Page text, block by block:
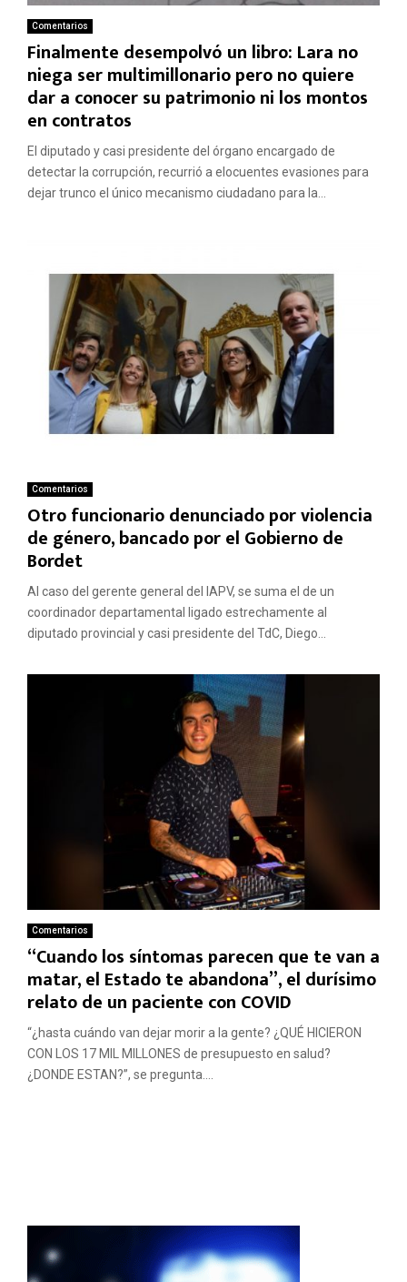
Comentarios
Finalmente desempolvó un libro: Lara no
niega ser multimillonario pero no quiere
dar a conocer su patrimonio ni los montos
en contratos
El diputado y casi presidente del órgano encargado de
detectar la corrupción, recurrió a elocuentes evasiones para
dejar trunco el único mecanismo ciudadano para la...
Comentarios
Otro funcionario denunciado por violencia
de género, bancado por el Gobierno de
Bordet
Al caso del gerente general del IAPV, se suma el de un
coordinador departamental ligado estrechamente al
diputado provincial y casi presidente del TdC, Diego...
Comentarios
“Cuando los síntomas parecen que te van a
matar, el Estado te abandona”, el durísimo
relato de un paciente con COVID
“¿hasta cuándo van dejar morir a la gente? ¿QUÉ HICIERON
CON LOS 17 MIL MILLONES de presupuesto en salud?
¿DONDE ESTAN?”, se pregunta....